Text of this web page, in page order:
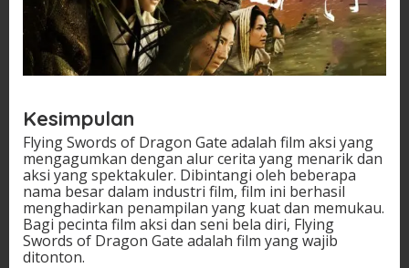
Kesimpulan
Flying Swords of Dragon Gate adalah film aksi yang
mengagumkan dengan alur cerita yang menarik dan
aksi yang spektakuler. Dibintangi oleh beberapa
nama besar dalam industri film, film ini berhasil
menghadirkan penampilan yang kuat dan memukau.
Bagi pecinta film aksi dan seni bela diri, Flying
Swords of Dragon Gate adalah film yang wajib
ditonton.